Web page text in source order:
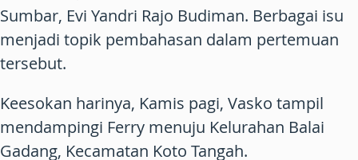
Sumbar, Evi Yandri Rajo Budiman. Berbagai isu
menjadi topik pembahasan dalam pertemuan
tersebut.
Keesokan harinya, Kamis pagi, Vasko tampil
mendampingi Ferry menuju Kelurahan Balai
Gadang, Kecamatan Koto Tangah.